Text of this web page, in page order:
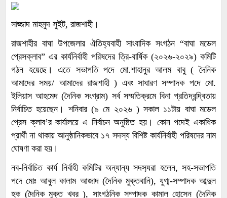
সাজ্জাদ মাহমুদ সুইট, রাজশাহী।
রাজশাহীর বাঘা উপজেলার ঐতিহ্যবাহী সাংবাদিক সংগঠন “বাঘা মডেল
প্রেসক্লাব” এর কার্যনির্বাহী পরিষদের ত্রি-বার্ষিক (২০২৬-২০২৯) কমিটি
গঠন হয়েছে। এতে সভাপতি পদে মো.শাহানুর আলম বাবু ( দৈনিক
আমাদের সময়/ আমাদের রাজশাহী ) এবং সাধারণ সম্পাদক পদে মো.
ইলিয়াস আহমেদ (দৈনিক সংগ্রাম) সর্ব সম্মতিক্রমে বিনা প্রতিদ্বন্দ্বিতায়
নির্বাচিত হয়েছেন। শনিবার (৯ মে ২০২৬ ) সকাল ১১টায় বাঘা মডেল
প্রেস ক্লাব’র কার্যালয়ে এ নির্বাচন অনুষ্ঠিত হয়। কোন পদেই একাধিক
প্রার্থী না থাকায় আনুষ্ঠানিকভাবে ১৭ সদস্য বিশিষ্ট কার্যনির্বাহী পরিষদের নাম
ঘোষণা করা হয়।
নব-নির্বাচিত কার্য নির্বাহী কমিটির অন্যান্য সদস‍্যরা হলেন, সহ-সভাপতি
পদে মোঃ আবুল কালাম আজাদ (দৈনিক মুক্তবানি), যুগ্ম-সম্পাদক আব্দুল
হক (দৈনিক মুক্ত খবর ), সাংগঠনিক সম্পাদক কামাল হোসেন (দৈনিক